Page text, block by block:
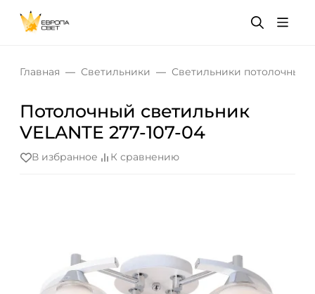
Главная Светильники Светильники потолочные
Потолочный светильник
VELANTE 277-107-04
В избранное К сравнению